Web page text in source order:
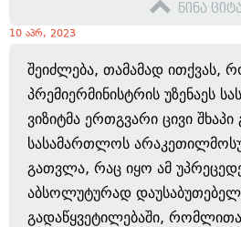
წინა
10 აპრ, 2023
შეიძლება, თამამად ითქვას,
პრემიერმინისტრის უზენაეს
ვიზიტმა ერთგვარი ცივი შხაპი
სასამართლოს
გათვლა, რაც იყო ამ
აბსოლუტურად
გადაწყვეტილებაში,